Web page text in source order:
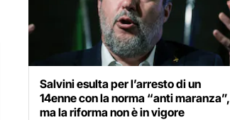
Salvini esulta per l’arresto di un
14enne con la norma “anti maranza”,
ma la riforma non è in vigore